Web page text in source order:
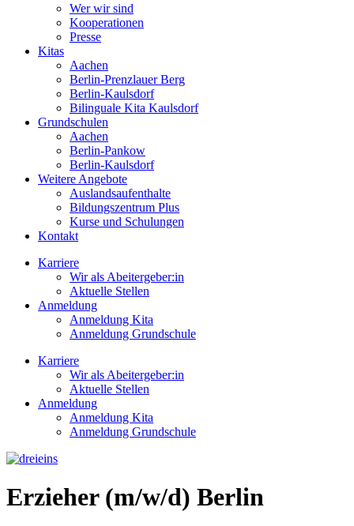
Wer wir sind
Kooperationen
Presse
Kitas
Aachen
Berlin-Prenzlauer Berg
Berlin-Kaulsdorf
Bilinguale Kita Kaulsdorf
Grundschulen
Aachen
Berlin-Pankow
Berlin-Kaulsdorf
Weitere Angebote
Auslandsaufenthalte
Bildungszentrum Plus
Kurse und Schulungen
Kontakt
Karriere
Wir als Abeitergeber:in
Aktuelle Stellen
Anmeldung
Anmeldung Kita
Anmeldung Grundschule
Karriere
Wir als Abeitergeber:in
Aktuelle Stellen
Anmeldung
Anmeldung Kita
Anmeldung Grundschule
Erzieher (m/w/d) Berlin